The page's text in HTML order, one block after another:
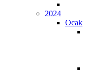
2024
Ocak